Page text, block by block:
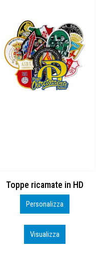
KIT CAMP 100 2026_perso
Personalizza
Visualizza